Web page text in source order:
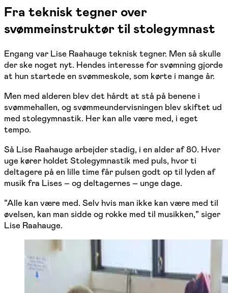
Fra teknisk tegner over
svømmeinstruktør til stolegymnast
Engang var Lise Raahauge teknisk tegner. Men så skulle
der ske noget nyt. Hendes interesse for svømning gjorde
at hun startede en svømmeskole, som kørte i mange år.
Men med alderen blev det hårdt at stå på benene i
svømmehallen, og svømmeundervisningen blev skiftet ud
med stolegymnastik. Her kan alle være med, i eget
tempo.
Så Lise Raahauge arbejder stadig, i en alder af 80. Hver
uge kører holdet Stolegymnastik med puls, hvor ti
deltagere på en lille time får pulsen godt op til lyden af
musik fra Lises– og deltagernes – unge dage.
”Alle kan være med. Selv hvis man ikke kan være med til
øvelsen, kan man sidde og rokke med til musikken,” siger
Lise Raahauge.